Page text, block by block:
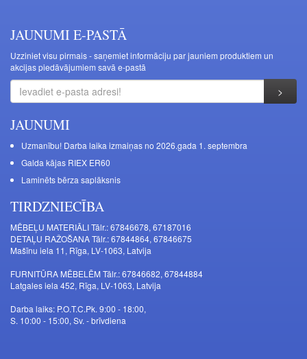
JAUNUMI E-PASTĀ
Uzziniet visu pirmais - saņemiet informāciju par jauniem produktiem un
akcijas piedāvājumiem savā e-pastā
JAUNUMI
Uzmanību! Darba laika izmaiņas no 2026.gada 1. septembra
Galda kājas RIEX ER60
Laminēts bērza saplāksnis
TIRDZNIECĪBA
MĒBEĻU MATERIĀLI Tālr.: 67846678, 67187016
DETAĻU RAŽOŠANA Tālr.: 67844864, 67846675
Mašīnu iela 11, Rīga, LV-1063, Latvija
FURNITŪRA MĒBELĒM Tālr.: 67846682, 67844884
Latgales iela 452, Rīga, LV-1063, Latvija
Darba laiks: P.O.T.C.Pk. 9:00 - 18:00,
S. 10:00 - 15:00, Sv. - brīvdiena